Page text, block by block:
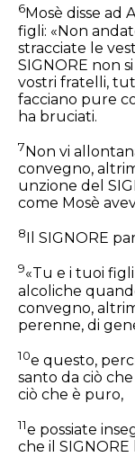
6Mosè disse ad
figli: «Non
stracciate le
SIGNORE non
vostri fratelli,
facciano pure
ha bruciati.
7Non vi
convegno,
unzione del
come Mosè
8 Il SIGNORE
9«Tu e i tuoi
alcoliche
convegno,
perenne, di
10e questo,
santo da ciò
ciò che è puro,
11e possiate
che il